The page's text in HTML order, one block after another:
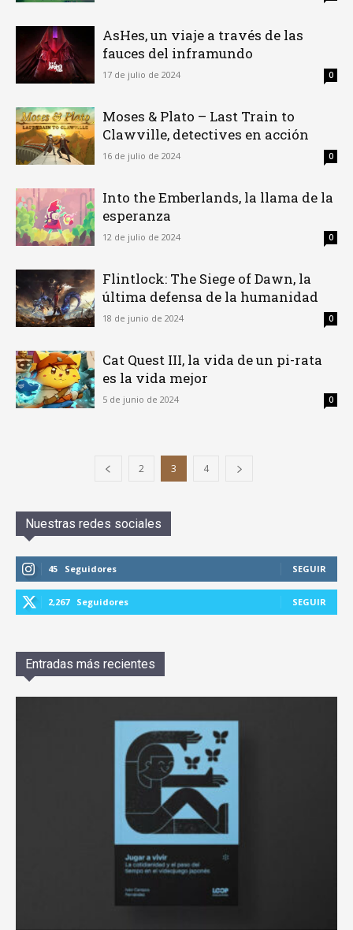
AsHes, un viaje a través de las
fauces del inframundo
17 de julio de 2024 0
Moses & Plato – Last Train to
Clawville, detectives en acción
16 de julio de 2024 0
Into the Emberlands, la llama de la
esperanza
12 de julio de 2024 0
Flintlock: The Siege of Dawn, la
última defensa de la humanidad
18 de junio de 2024 0
Cat Quest III, la vida de un pi-rata
es la vida mejor
5 de junio de 2024 0
2 3 4
Nuestras redes sociales
45 Seguidores SEGUIR
2,267 Seguidores SEGUIR
Entradas más recientes